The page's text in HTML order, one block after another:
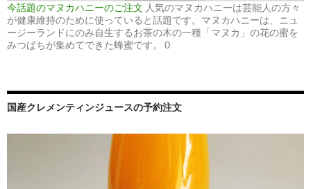
今話題のマヌカハニーのご注文 人気のマヌカハニーは芸能人の方々
が健康維持のために使っていると話題です。マヌカハニーは、ニュ
ージーランドにのみ自生するお茶の木の一種「マヌカ」の花の蜜を
みつばちが集めてできた蜂蜜です。 0
国産クレメンティンジュースの予約注文